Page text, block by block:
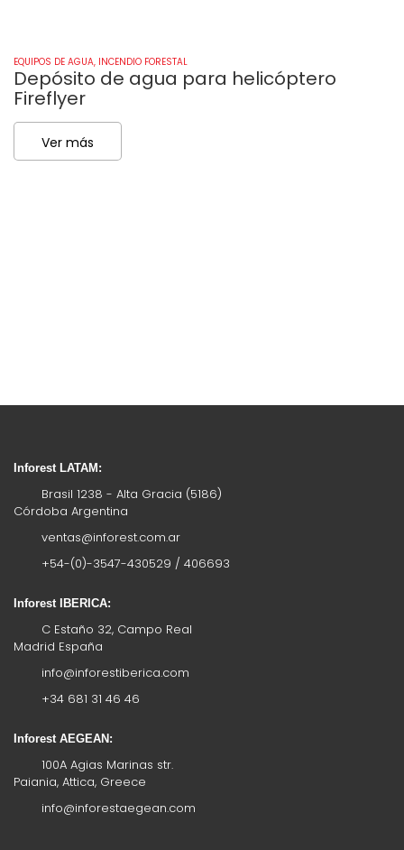
EQUIPOS DE AGUA, INCENDIO FORESTAL
Depósito de agua para helicóptero
Fireflyer
Ver más
Inforest LATAM:
Brasil 1238 - Alta Gracia (5186)
Córdoba Argentina
ventas@inforest.com.ar
+54-(0)-3547-430529 / 406693
Inforest IBERICA:
C Estaño 32, Campo Real
Madrid España
info@inforestiberica.com
+34 681 31 46 46
Inforest AEGEAN:
100A Agias Marinas str.
Paiania, Attica, Greece
info@inforestaegean.com